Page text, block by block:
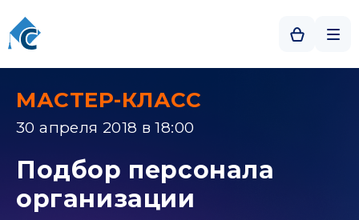
МАСТЕР-КЛАСС
30 апреля 2018 в 18:00
Подбор персонала
организации